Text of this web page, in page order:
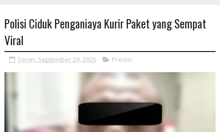
Polisi Ciduk Penganiaya Kurir Paket yang Sempat
Viral
Senin, September 29, 2025 Presisi